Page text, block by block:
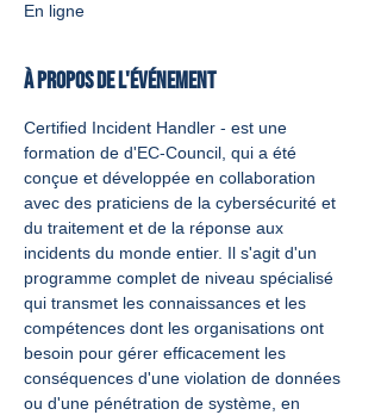
En ligne
À propos de l'événement
Certified Incident Handler - est une
formation de d'EC-Council, qui a été
conçue et développée en collaboration
avec des praticiens de la cybersécurité et
du traitement et de la réponse aux
incidents du monde entier. Il s'agit d'un
programme complet de niveau spécialisé
qui transmet les connaissances et les
compétences dont les organisations ont
besoin pour gérer efficacement les
conséquences d'une violation de données
ou d'une pénétration de système, en